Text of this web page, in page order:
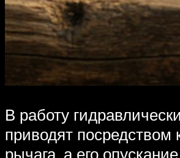
В работу
приводят посредством
рычага, а его